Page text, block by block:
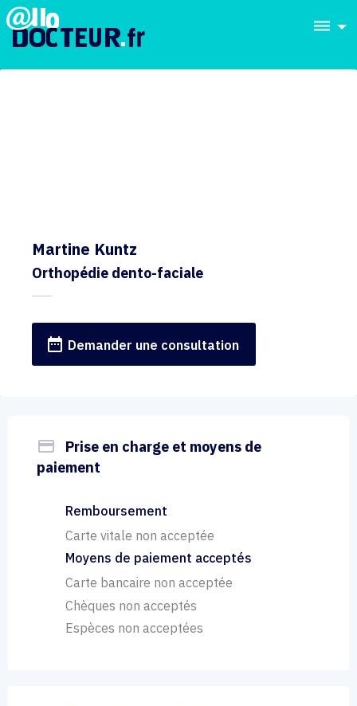
dehaze
Martine Kuntz
Orthopédie dento-faciale
date_range Demander une consultation
payment
Prise en charge et moyens de
paiement
Remboursement
Carte vitale non acceptée
Moyens de paiement acceptés
Carte bancaire non acceptée
Chèques non acceptés
Espèces non acceptées